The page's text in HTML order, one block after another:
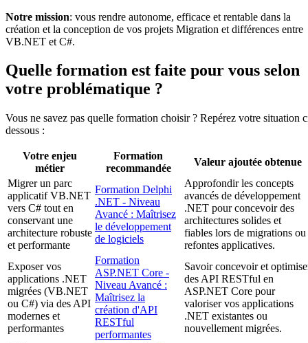
Notre mission: vous rendre autonome, efficace et rentable dans la
création et la conception de vos projets Migration et différences entre
VB.NET et C#.
Quelle formation est faite pour vous selon
votre problématique ?
Vous ne savez pas quelle formation choisir ? Repérez votre situation
dessous :
Votre enjeu
métier
Formation
recommandée
Valeur ajoutée obtenue
Migrer un parc
applicatif VB.NET
vers C# tout en
conservant une
architecture robuste
et performante
Formation Delphi
.NET - Niveau
Avancé : Maîtrisez
le développement
de logiciels
Approfondir les concepts
avancés de développement
.NET pour concevoir des
architectures solides et
fiables lors de migrations ou
refontes applicatives.
Exposer vos
applications .NET
migrées (VB.NET
ou C#) via des API
modernes et
performantes
Formation
ASP.NET Core -
Niveau Avancé :
Maîtrisez la
création d'API
RESTful
performantes
Savoir concevoir et
des API RESTful en
ASP.NET Core pour
valoriser vos applications
.NET existantes ou
nouvellement migrées.